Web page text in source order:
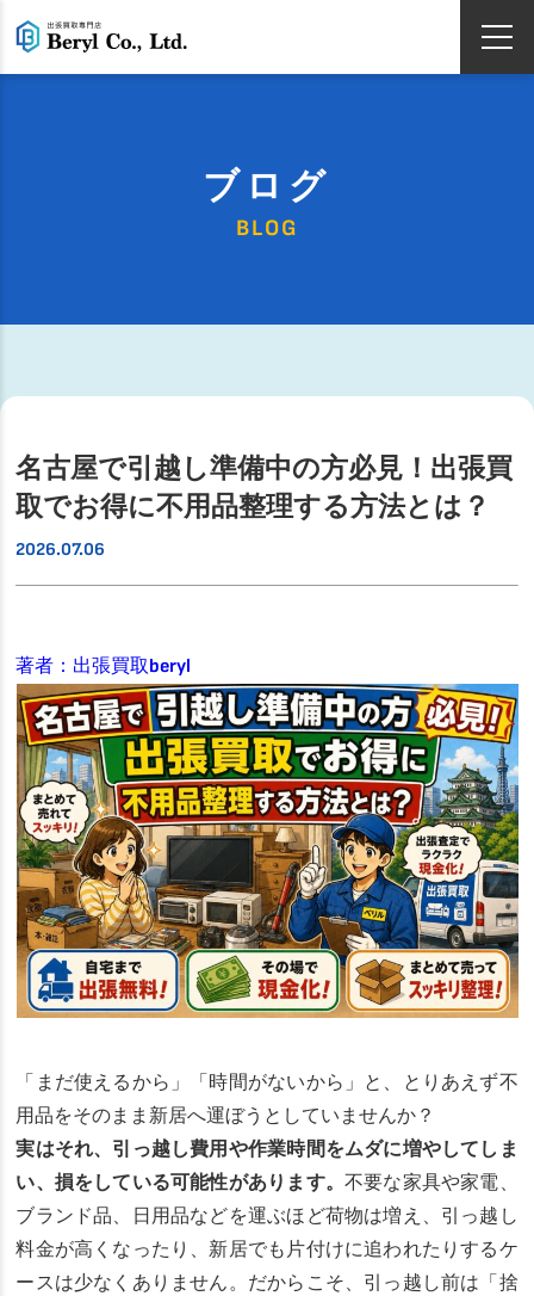
ブログ
BLOG
名古屋で引越し準備中の方必見！出張買
取でお得に不用品整理する方法とは？
2026.07.06
著者：出張買取beryl
「まだ使えるから」「時間がないから」と、とりあえず不
用品をそのまま新居へ運ぼうとしていませんか？
実はそれ、引っ越し費用や作業時間をムダに増やしてしま
い、損をしている可能性があります。 不要な家具や家電、
ブランド品、日用品などを運ぶほど荷物は増え、引っ越し
料金が高くなったり、新居でも片付けに追われたりするケ
ースは少なくありません。だからこそ、引っ越し前は「捨